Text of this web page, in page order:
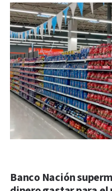
Banco Nación